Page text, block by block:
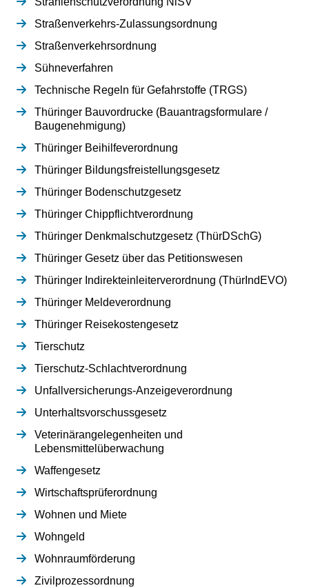
Straßenverkehrs-Zulassungsordnung
Straßenverkehrsordnung
Sühneverfahren
Technische Regeln für Gefahrstoffe (TRGS)
Thüringer Bauvordrucke (Bauantragsformulare /
Baugenehmigung)
Thüringer Beihilfeverordnung
Thüringer Bildungsfreistellungsgesetz
Thüringer Bodenschutzgesetz
Thüringer Chippflichtverordnung
Thüringer Denkmalschutzgesetz (ThürDSchG)
Thüringer Gesetz über das Petitionswesen
Thüringer Indirekteinleiterverordnung (ThürIndEVO)
Thüringer Meldeverordnung
Thüringer Reisekostengesetz
Tierschutz
Tierschutz-Schlachtverordnung
Unfallversicherungs-Anzeigeverordnung
Unterhaltsvorschussgesetz
Veterinärangelegenheiten und
Lebensmittelüberwachung
Waffengesetz
Wirtschaftsprüferordnung
Wohnen und Miete
Wohngeld
Wohnraumförderung
Zivilprozessordnung